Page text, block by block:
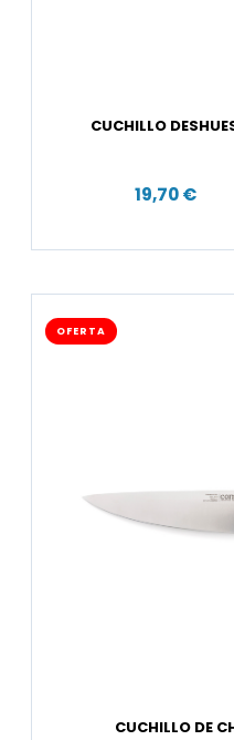
CUCHILLO
19,70 €
OFERTA
CUCHILLO DE